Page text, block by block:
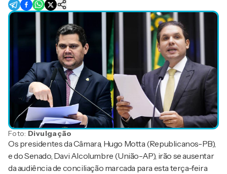
Foto: Divulgação
Os presidentes da Câmara, Hugo Motta (Republicanos-PB),
e do Senado, Davi Alcolumbre (União-AP), irão se ausentar
da audiência de conciliação marcada para esta terça-feira